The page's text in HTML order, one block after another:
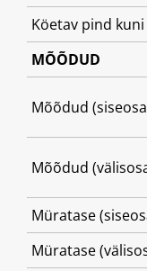
Köetav pind kuni
MÕÕDUD
Mõõdud
Mõõdud
Müratase
Müratase